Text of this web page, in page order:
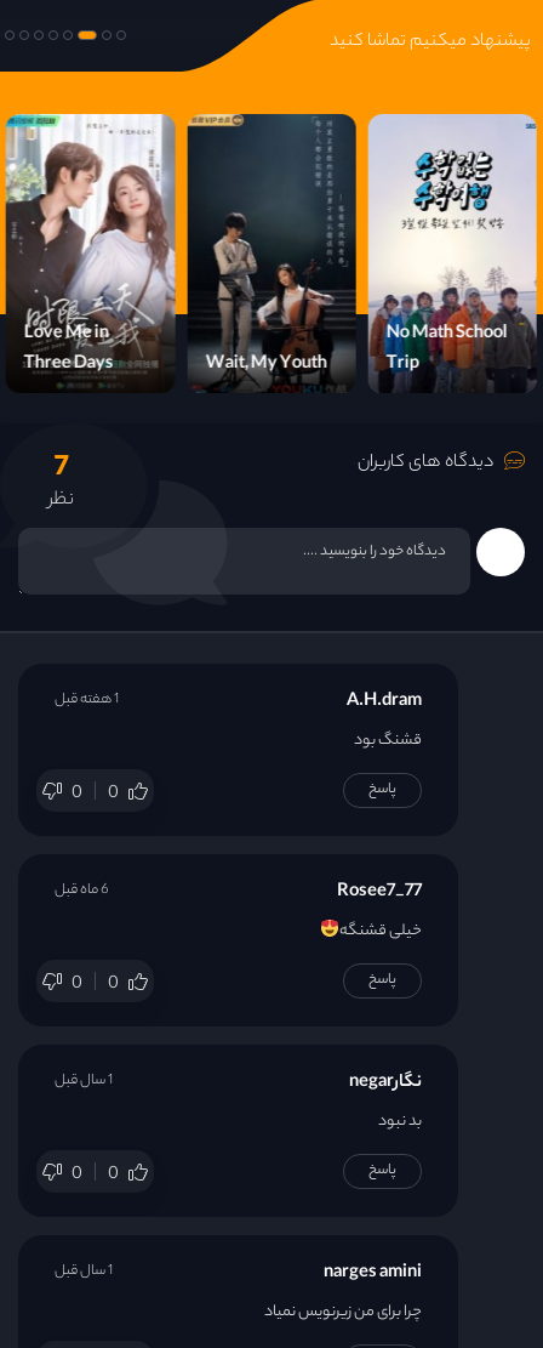
پیشنهاد میکنیم تماشا کنید
No Math School
Trip
Wait, My Youth
Love Me in
Three Days
دیدگاه های کاربران 7
نظر
A.H.dram
قشنگ بود
0 0
1 هفته قبل
پاسخ
Rosee7_77
خیلی قشنگه
0 0
6 ماه قبل
پاسخ
نگارnegar
بد نبود
0 0
1 سال قبل
پاسخ
narges amini
چرا برای من زیرنویس نمیاد
1 سال قبل